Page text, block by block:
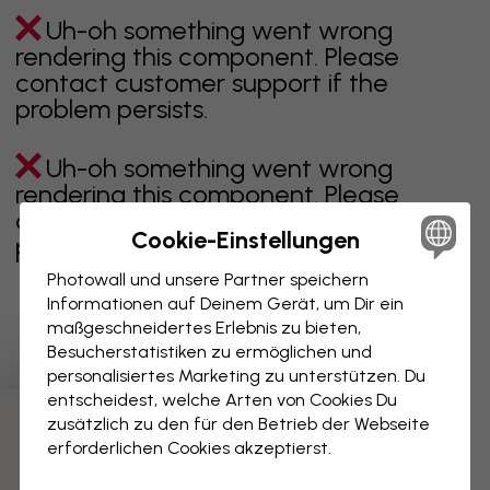
Uh-oh something went wrong
rendering this component. Please
contact customer support if the
problem persists.
Uh-oh something went wrong
rendering this component. Please
contact customer support if the
problem persists.
Zeigt Seite 1 von 3 Seiten
Weitere Kategorien entdecken
Cookie-Einstellungen
Photowall und unsere Partner speichern
Informationen auf Deinem Gerät, um Dir ein
maßgeschneidertes Erlebnis zu bieten,
Besucherstatistiken zu ermöglichen und
personalisiertes Marketing zu unterstützen. Du
entscheidest, welche Arten von Cookies Du
zusätzlich zu den für den Betrieb der Webseite
erforderlichen Cookies akzeptierst.